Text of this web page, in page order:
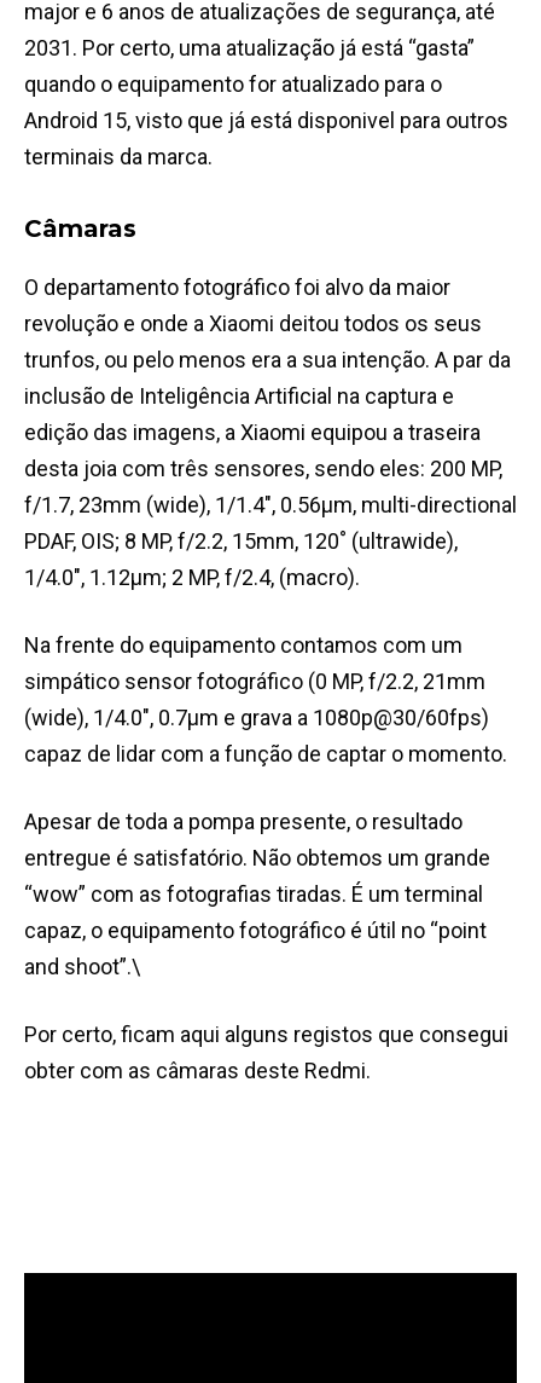
major e 6 anos de atualizações de segurança, até
2031. Por certo, uma atualização já está “gasta”
quando o equipamento for atualizado para o
Android 15, visto que já está disponivel para outros
terminais da marca.
Câmaras
O departamento fotográfico foi alvo da maior
revolução e onde a Xiaomi deitou todos os seus
trunfos, ou pelo menos era a sua intenção. A par da
inclusão de Inteligência Artificial na captura e
edição das imagens, a Xiaomi equipou a traseira
desta joia com três sensores, sendo eles: 200 MP,
f/1.7, 23mm (wide), 1/1.4″, 0.56µm, multi-directional
PDAF, OIS; 8 MP, f/2.2, 15mm, 120˚ (ultrawide),
1/4.0″, 1.12µm; 2 MP, f/2.4, (macro).
Na frente do equipamento contamos com um
simpático sensor fotográfico (0 MP, f/2.2, 21mm
(wide), 1/4.0″, 0.7µm e grava a 1080p@30/60fps)
capaz de lidar com a função de captar o momento.
Apesar de toda a pompa presente, o resultado
entregue é satisfatório. Não obtemos um grande
“wow” com as fotografias tiradas. É um terminal
capaz, o equipamento fotográfico é útil no “point
and shoot”.\
Por certo, ficam aqui alguns registos que consegui
obter com as câmaras deste Redmi.